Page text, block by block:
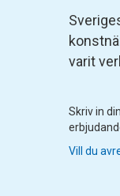
varit
Skriv in
Vill du